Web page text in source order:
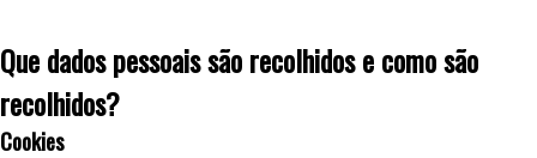
Que dados pessoais são recolhidos e como são
recolhidos?
Cookies